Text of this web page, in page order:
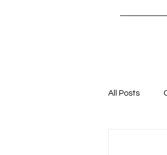
All Posts